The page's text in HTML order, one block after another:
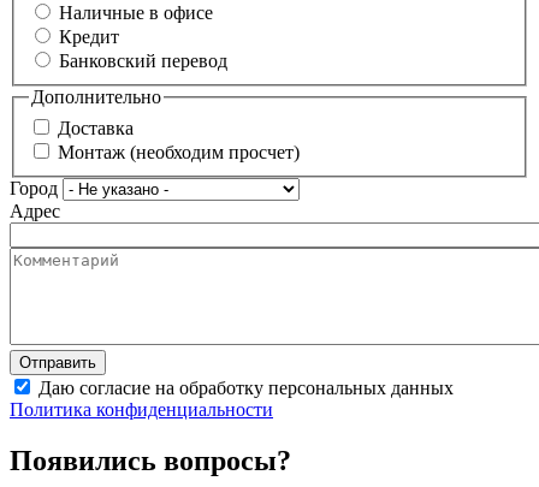
Наличные в офисе
Кредит
Банковский перевод
Дополнительно
Доставка
Монтаж (необходим просчет)
Город
Адрес
Даю согласие на обработку персональных данных
Политика конфиденциальности
Появились вопросы?